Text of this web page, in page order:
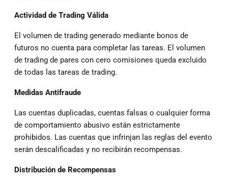
Actividad de Trading Válida
El volumen de trading generado mediante bonos de
futuros no cuenta para completar las tareas. El volumen
de trading de pares con cero comisiones queda excluido
de todas las tareas de trading.
Medidas Antifraude
Las cuentas duplicadas, cuentas falsas o cualquier forma
de comportamiento abusivo están estrictamente
prohibidos. Las cuentas que infrinjan las reglas del evento
serán descalificadas y no recibirán recompensas.
Distribución de Recompensas